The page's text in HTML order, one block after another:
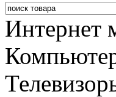
Интернет